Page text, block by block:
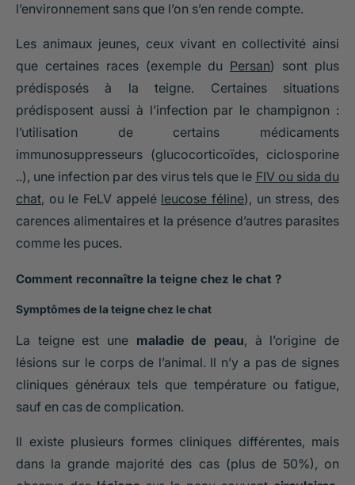
l’environnement sans que l’on s’en rende compte.
Les animaux jeunes, ceux vivant en collectivité ainsi
que certaines races (exemple du Persan) sont plus
prédisposés à la teigne. Certaines situations
prédisposent aussi à l’infection par le champignon :
l’utilisation de certains médicaments
immunosuppresseurs (glucocorticoïdes, ciclosporine
..), une infection par des virus tels que le FIV ou sida du
chat, ou le FeLV appelé leucose féline), un stress, des
carences alimentaires et la présence d’autres parasites
comme les puces.
Comment reconnaître la teigne chez le chat ?
Symptômes de la teigne chez le chat
La teigne est une maladie de peau, à l’origine de
lésions sur le corps de l’animal. Il n’y a pas de signes
cliniques généraux tels que température ou fatigue,
sauf en cas de complication.
Il existe plusieurs formes cliniques différentes, mais
dans la grande majorité des cas (plus de 50%), on